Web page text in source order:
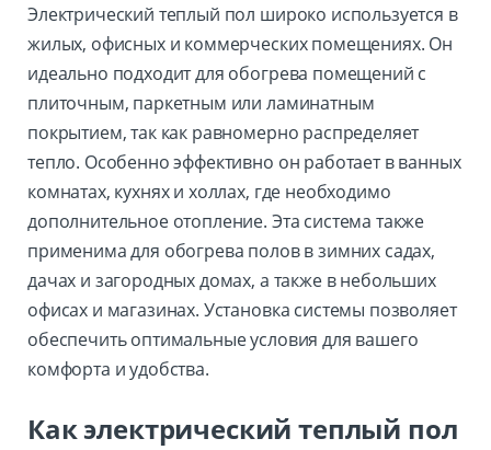
Электрический теплый пол широко используется в
жилых, офисных и коммерческих помещениях. Он
идеально подходит для обогрева помещений с
плиточным, паркетным или ламинатным
покрытием, так как равномерно распределяет
тепло. Особенно эффективно он работает в ванных
комнатах, кухнях и холлах, где необходимо
дополнительное отопление. Эта система также
применима для обогрева полов в зимних садах,
дачах и загородных домах, а также в небольших
офисах и магазинах. Установка системы позволяет
обеспечить оптимальные условия для вашего
комфорта и удобства.
Как электрический теплый пол